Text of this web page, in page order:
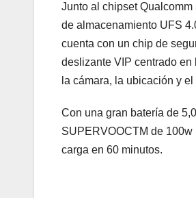
Junto al chipset
de almacenamiento UFS
cuenta con un chip de
deslizante VIP centrado
la cámara, la ubicación y el
Con una gran batería de
SUPERVOOCTM de
carga en 60 minutos.